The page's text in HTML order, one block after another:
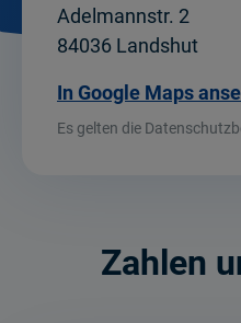
Adelmannstr. 2
84036 Landshut
In Google Maps
Es gelten die
Zahlen